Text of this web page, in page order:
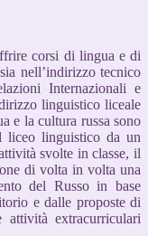
corsi di lingua e di
nell’indirizzo tecnico
Internazionali e
linguistico liceale
e la cultura russa sono
liceo linguistico da un
svolte in classe, il
di volta in volta una
del Russo in base
e dalle proposte di
extracurriculari